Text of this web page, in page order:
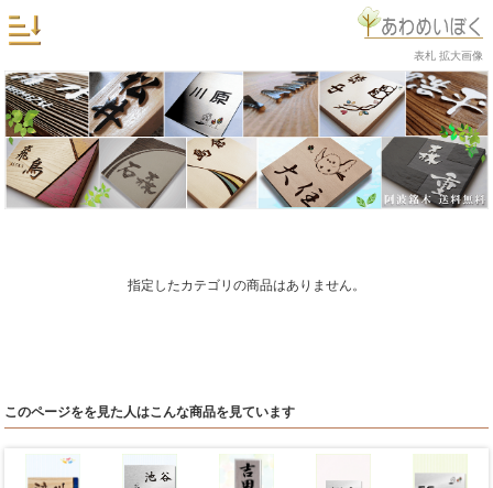
表札 拡大画像
指定したカテゴリの商品はありません。
このページをを見た人はこんな商品を見ています